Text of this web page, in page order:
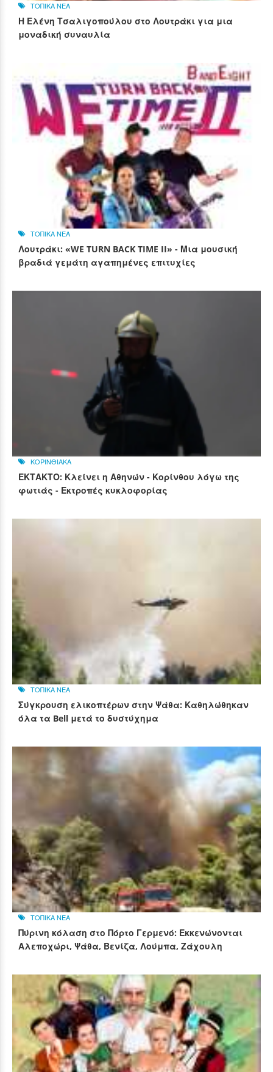
ΤΟΠΙΚΑ ΝΕΑ
Η Ελένη Τσαλιγοπούλου στο Λουτράκι για μια
μοναδική συναυλία
ΤΟΠΙΚΑ ΝΕΑ
Λουτράκι: «WE TURN BACK TIME II» - Μια μουσική
βραδιά γεμάτη αγαπημένες επιτυχίες
ΚΟΡΙΝΘΙΑΚΑ
ΕΚΤΑΚΤΟ: Κλείνει η Αθηνών - Κορίνθου λόγω της
φωτιάς - Εκτροπές κυκλοφορίας
ΤΟΠΙΚΑ ΝΕΑ
Σύγκρουση ελικοπτέρων στην Ψάθα: Καθηλώθηκαν
όλα τα Bell μετά το δυστύχημα
ΤΟΠΙΚΑ ΝΕΑ
Πύρινη κόλαση στο Πόρτο Γερμενό: Εκκενώνονται
Αλεποχώρι, Ψάθα, Βενίζα, Λούμπα, Ζάχουλη